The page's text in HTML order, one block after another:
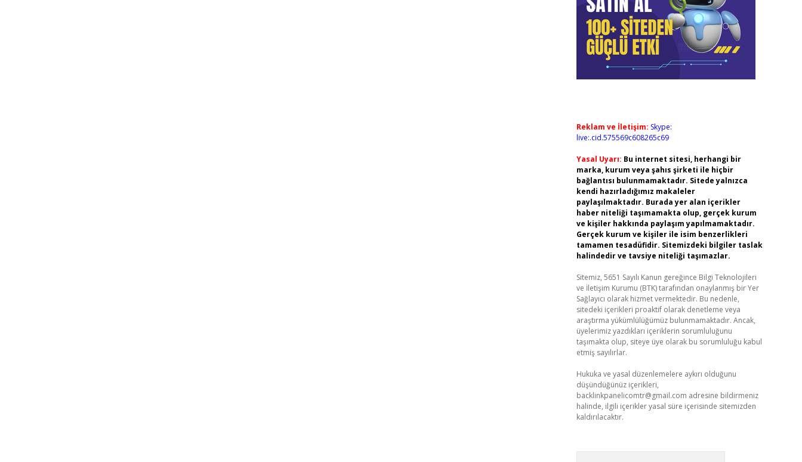
Reklam ve İletişim: Skype:
live:.cid.575569c608265c69
Yasal Uyarı: Bu internet sitesi, herhangi bir
marka, kurum veya şahıs şirketi ile hiçbir
bağlantısı bulunmamaktadır. Sitede yalnızca
kendi hazırladığımız makaleler
paylaşılmaktadır. Burada yer alan içerikler
haber niteliği taşımamakta olup, gerçek kurum
ve kişiler hakkında paylaşım yapılmamaktadır.
Gerçek kurum ve kişiler ile isim benzerlikleri
tamamen tesadüfidir. Sitemizdeki bilgiler taslak
halindedir ve tavsiye niteliği taşımazlar.
Sitemiz, 5651 Sayılı Kanun gereğince Bilgi Teknolojileri
ve İletişim Kurumu (BTK) tarafından onaylanmış bir Yer
Sağlayıcı olarak hizmet vermektedir. Bu nedenle,
sitedeki içerikleri proaktif olarak denetleme veya
araştırma yükümlülüğümüz bulunmamaktadır. Ancak,
üyelerimiz yazdıkları içeriklerin sorumluluğunu
taşımakta olup, siteye üye olarak bu sorumluluğu kabul
etmiş sayılırlar.
Hukuka ve yasal düzenlemelere aykırı olduğunu
düşündüğünüz içerikleri,
backlinkpanelicomtr@gmail.com adresine bildirmeniz
halinde, ilgili içerikler yasal süre içerisinde sitemizden
kaldırılacaktır.